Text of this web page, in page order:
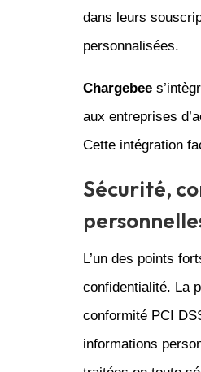
dans leurs
personnalisées.
Chargebee
aux entreprises
Cette intégration
Sécurité,
L’un des points
confidentialité. La
conformité PCI
informations